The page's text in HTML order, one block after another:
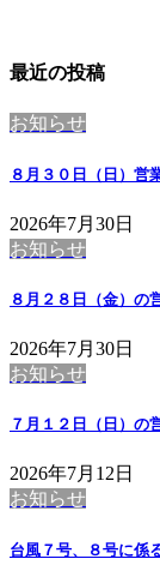
最近の投稿
お知らせ
８月３０日（日）営
2026年7月30日
お知らせ
８月２８日（金）の
2026年7月30日
お知らせ
７月１２日（日）の
2026年7月12日
お知らせ
台風７号、８号に係